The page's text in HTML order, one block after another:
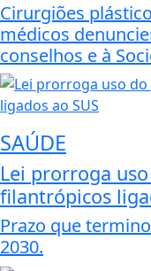
Cirurgiões
médicos
conselhos e à
SAÚDE
Lei prorroga
filantrópicos
Prazo que
2030.